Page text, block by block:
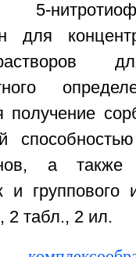
для
получение
а также
и группового
табл., 2 ил.